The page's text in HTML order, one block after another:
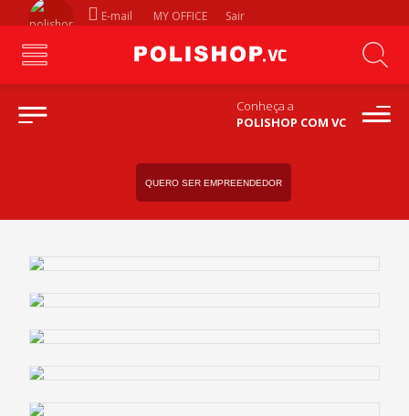
E-mail MY OFFICE Sair
Conheça a
POLISHOP COM VC
QUERO SER EMPREENDEDOR